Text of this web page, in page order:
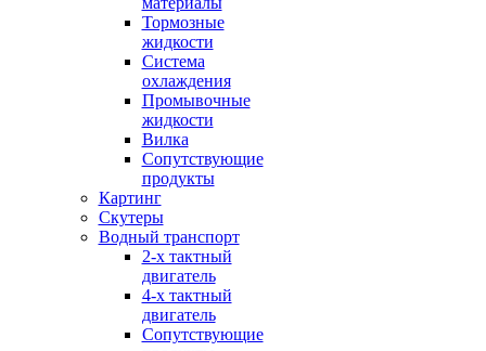
Тормозные
жидкости
Система
охлаждения
Промывочные
жидкости
Вилка
Сопутствующие
продукты
Картинг
Скутеры
Водный транспорт
2-х тактный
двигатель
4-х тактный
двигатель
Сопутствующие